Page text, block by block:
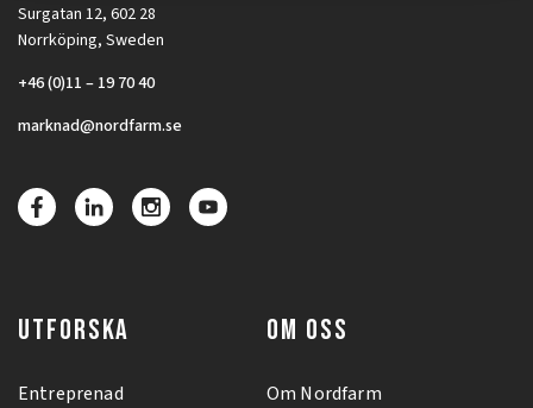
Surgatan 12, 602 28
Norrköping, Sweden
+46 (0)11 – 19 70 40
marknad@nordfarm.se
UTFORSKA
Entreprenad
OM OSS
Om Nordfarm